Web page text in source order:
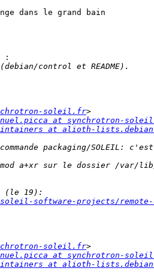
dans le grand bain
:
soleil.fr
at synchrotron-
at alioth-
a+xr sur le dossier /var/
software-projects/remote-
soleil.fr
at synchrotron-
at alioth-